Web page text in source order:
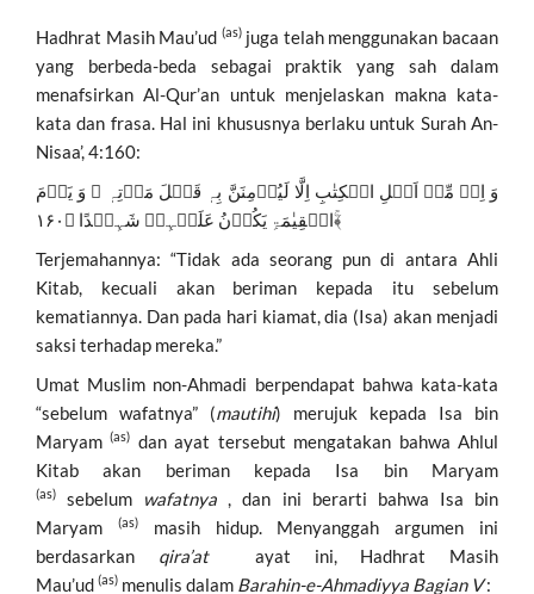
Hadhrat Masih Mau’ud (as)juga telah menggunakan bacaan
yang berbeda-beda sebagai praktik yang sah dalam
menafsirkan Al-Qur’an untuk menjelaskan makna kata-
kata dan frasa. Hal ini khususnya berlaku untuk Surah An-
Nisaa’, 4:160:
وَ اِنۡ مِّنۡ اَہۡلِ الۡکِتٰبِ اِلَّا لَیُؤۡمِنَنَّ بِہٖ قَبۡلَ مَوۡتِہٖ ۚ وَ یَوۡمَ
الۡقِیٰمَۃِ یَکُوۡنُ عَلَیۡہِمۡ شَہِیۡدًا ﴿۱۶۰﴾ۚ
Terjemahannya: “Tidak ada seorang pun di antara Ahli
Kitab, kecuali akan beriman kepada itu sebelum
kematiannya. Dan pada hari kiamat, dia (Isa) akan menjadi
saksi terhadap mereka.”
Umat ​​Muslim non-Ahmadi berpendapat bahwa kata-kata
“sebelum wafatnya” (mautihi) merujuk kepada Isa bin
Maryam(as) dan ayat tersebut mengatakan bahwa Ahlul
Kitab akan beriman kepada Isa bin Maryam
(as) sebelum wafatnya , dan ini berarti bahwa Isa bin
Maryam
(as)masih hidup. Menyanggah argumen ini
berdasarkan qira’atayat ini, Hadhrat Masih
Mau’ud (as) menulis dalam Barahin-e-Ahmadiyya Bagian V: